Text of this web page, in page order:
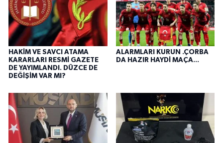
HAKİM VE SAVCI ATAMA
KARARLARI RESMİ GAZETE
DE YAYIMLANDI. DÜZCE DE
DEĞİŞİM VAR MI?
ALARMLARI KURUN .ÇORBA
DA HAZIR HAYDİ MAÇA...